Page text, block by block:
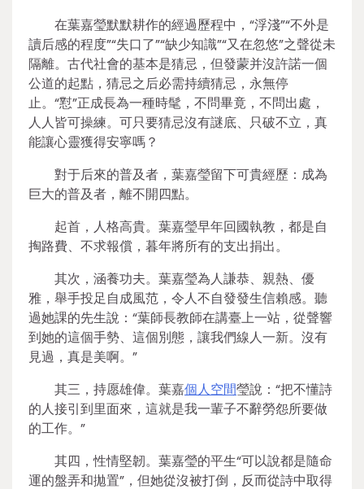
在葉嘉瑩默默耕作的經過歷程中，“浮淺”“不外是
讀后感的程度”“失口了”“缺少知識”“又在忽悠”之聲從未
隔離。古代社會的基本是猜忌，但發蒙并沒許諾一個
公道的起點，猜忌之后必需持續猜忌，永無停
止。“懟”正成長為一種時髦，不問畢竟，不問出處，
人人皆可操練。可只要猜忌沒有謎底、只破不立，真
能讓心靈獲得安寧嗎？
對于后來的普及者，葉嘉瑩留下可貴經歷：成為
巨大的普及者，離不開四點。
起首，人格高貴。葉嘉瑩早年回國執教，都是自
掏路費、不求報償，暮年將所有的支出捐出。
其次，涵養功夫。葉嘉瑩為人謙恭、親熱、優
雅，舉手投足自成風范，令人不自發發生信賴感。聽
過她課的先生說：“葉師長教師在講臺上一站，從聲響
到她的這個手勢、這個別態，讓我們線人一新。沒有
見過，真是美啊。”
其三，持愿雄偉。葉嘉個人空間瑩說：“把不懂詩
的人接引到里面來，這就是我一輩子不辭勞怨所要做
的工作。”
其四，性情堅韌。葉嘉瑩的平生“可以說都是隨命
運的盤弄和拋置”，但她從沒被打倒，反而從詩中取得